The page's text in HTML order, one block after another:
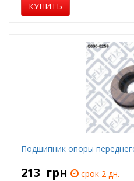
КУПИТЬ
Подшипник опоры
213 грн
срок 2 дн.